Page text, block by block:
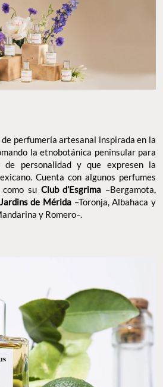
de perfumería artesanal inspirada en la
la etnobotánica peninsular para
de personalidad y que expresen la
Cuenta con algunos perfumes
su Club d’Esgrima –Bergamota,
de Mérida –Toronja, Albahaca y
y Romero–.